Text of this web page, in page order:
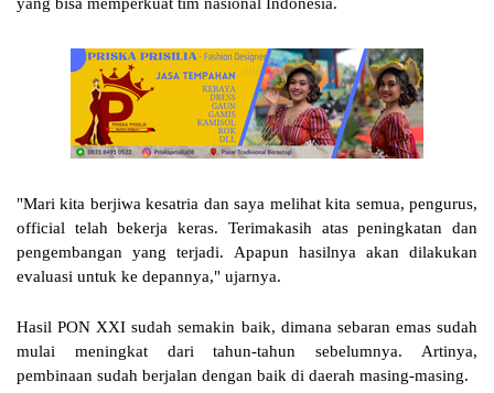
"Mari kita berjiwa kesatria dan saya melihat kita semua, pengurus,
official telah bekerja keras. Terimakasih atas peningkatan dan
pengembangan yang terjadi. Apapun hasilnya akan dilakukan
evaluasi untuk ke depannya," ujarnya.
Hasil PON XXI sudah semakin baik, dimana sebaran emas sudah
mulai meningkat dari tahun-tahun sebelumnya. Artinya,
pembinaan sudah berjalan dengan baik di daerah masing-masing.